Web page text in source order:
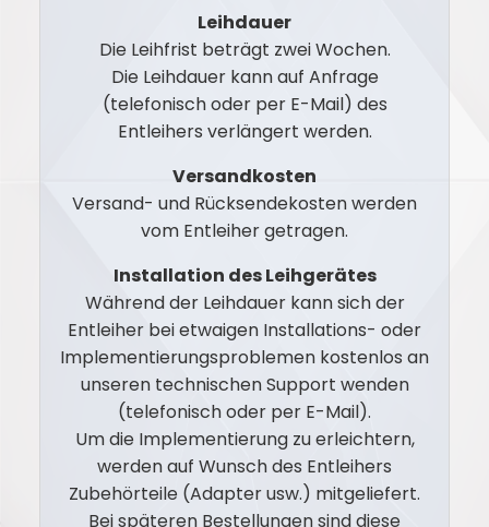
Leihdauer
Die Leihfrist beträgt zwei Wochen.
Die Leihdauer kann auf Anfrage
(telefonisch oder per E-Mail) des
Entleihers verlängert werden.
Versandkosten
Versand- und Rücksendekosten werden
vom Entleiher getragen.
Installation des Leihgerätes
Während der Leihdauer kann sich der
Entleiher bei etwaigen Installations- oder
Implementierungsproblemen kostenlos an
unseren technischen Support wenden
(telefonisch oder per E-Mail).
Um die Implementierung zu erleichtern,
werden auf Wunsch des Entleihers
Zubehörteile (Adapter usw.) mitgeliefert.
Bei späteren Bestellungen sind diese